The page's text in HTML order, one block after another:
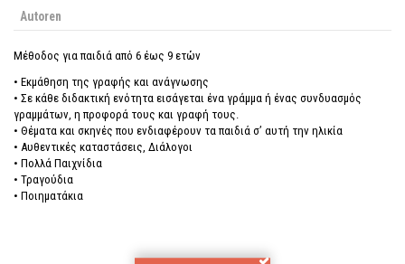
Autoren
Mέθοδος για παιδιά από 6 έως 9 ετών
• Εκμάθηση της γραφής και ανάγνωσης
• Σε κάθε διδακτική ενότητα εισάγεται ένα γράμμα ή ένας συνδυασμός
γραμμάτων, η προφορά τους και γραφή τους.
• Θέματα και σκηνές που ενδιαφέρουν τα παιδιά σ’ αυτή την ηλικία
• Αυθεντικές καταστάσεις, Διάλογοι
• Πολλά Παιχνίδια
• Τραγούδια
• Ποιηματάκια